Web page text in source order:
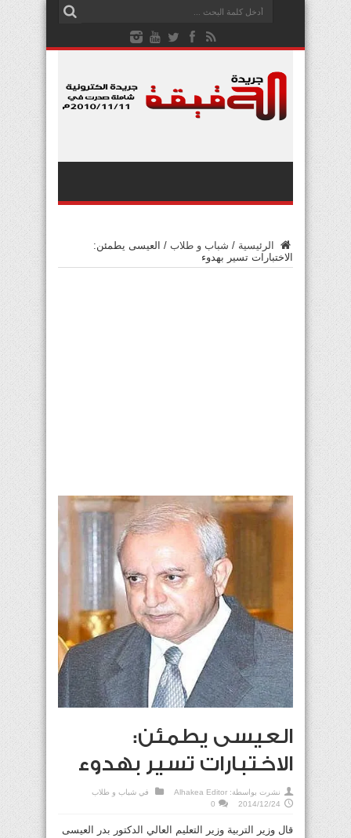
الرئيسية / شباب و طلاب / العيسى يطمئن:
الاختبارات تسير بهدوء
العيسى يطمئن:
الاختبارات تسير بهدوء
نشرت بواسطة: Alhakea Editor في شباب و طلاب
2014/12/24
0
قال وزير التربية وزير التعليم العالي الدكتور بدر العيسى